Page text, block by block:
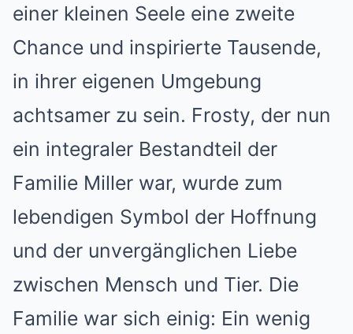
einer kleinen Seele eine zweite
Chance und inspirierte Tausende,
in ihrer eigenen Umgebung
achtsamer zu sein. Frosty, der nun
ein integraler Bestandteil der
Familie Miller war, wurde zum
lebendigen Symbol der Hoffnung
und der unvergänglichen Liebe
zwischen Mensch und Tier. Die
Familie war sich einig: Ein wenig